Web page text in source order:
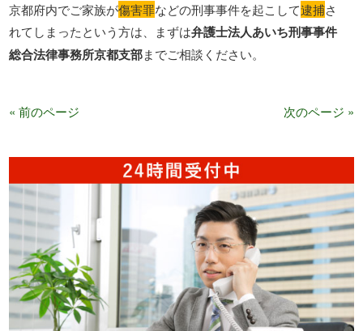
京都府内でご家族が傷害罪などの刑事事件を起こして逮捕さ
れてしまったという方は、まずは弁護士法人あいち刑事事件
総合法律事務所京都支部までご相談ください。
« 前のページ 次のページ »